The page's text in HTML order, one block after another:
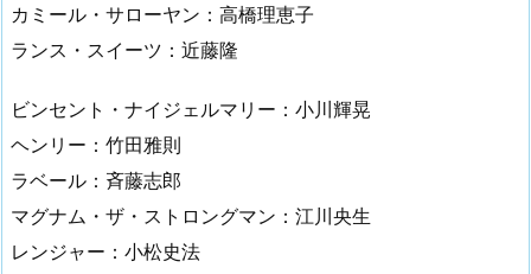
カミール・サローヤン：高橋理恵子
ランス・スイーツ：近藤隆
ビンセント・ナイジェルマリー：小川輝晃
ヘンリー：竹田雅則
ラベール：斉藤志郎
マグナム・ザ・ストロングマン：江川央生
レンジャー：小松史法